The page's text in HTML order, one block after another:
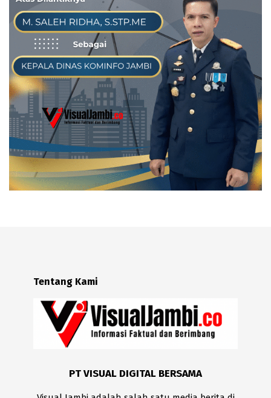
Tentang Kami
PT VISUAL DIGITAL BERSAMA